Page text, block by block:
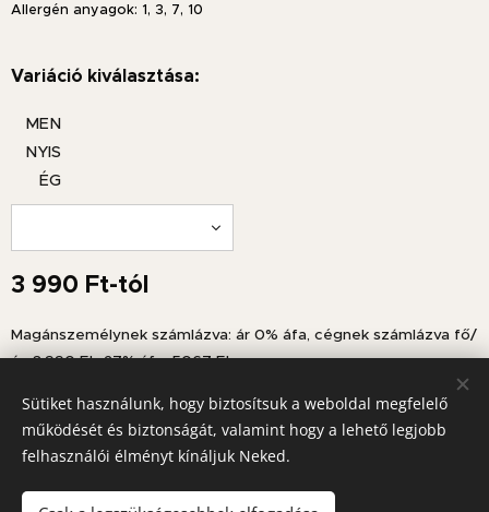
Allergén anyagok: 1, 3, 7, 10
Variáció kiválasztása:
MEN
NYIS
ÉG
3 990 Ft-tól
Magánszemélynek számlázva: ár 0% áfa, cégnek számlázva fő/
ár: 3.990 Ft+27% áfa=5067 Ft.
© Copyright 2026 Miniszendvics.hu
Az oldalt a Miniszendvics®működteti
Sütiket használunk, hogy biztosítsuk a weboldal megfelelő
működését és biztonságát, valamint hogy a lehető legjobb
felhasználói élményt kínáljuk Neked.